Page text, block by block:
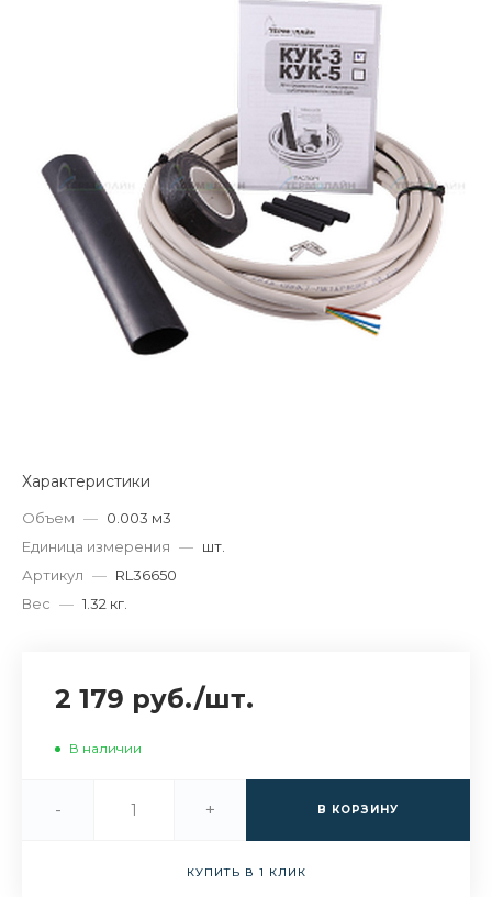
Характеристики
Объем — 0.003 м3
Единица измерения — шт.
Артикул — RL36650
Вес — 1.32 кг.
2 179 руб./шт.
В наличии
- + В КОРЗИНУ
КУПИТЬ В 1 КЛИК